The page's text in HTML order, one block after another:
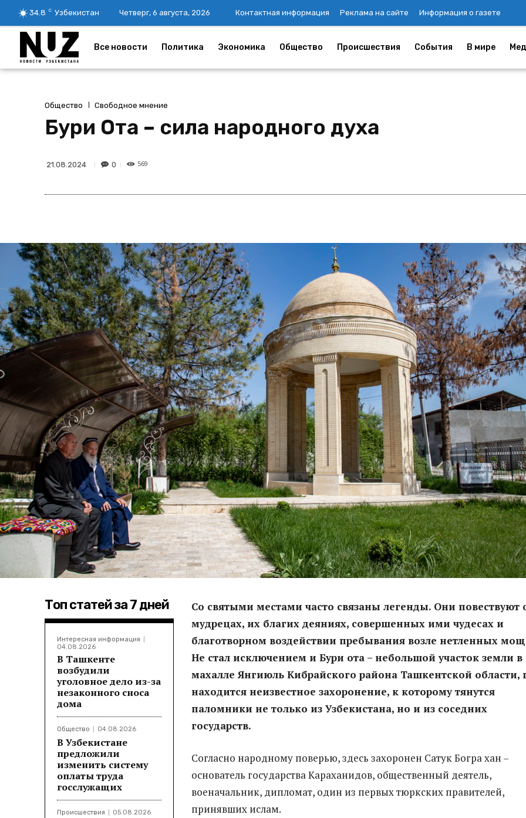
34.8 C Узбекистан Четверг, 6 августа, 2026 Контактная информация Реклама на сайте Информация о газете
Все новости Политика Экономика Общество Происшествия События В мире
Общество Свободное мнение
Бури Ота – сила народного духа
21.08.2024 0 569
Топ статей за 7 дней
Интересная информация
04.08.2026
В Ташкенте
возбудили
уголовное дело из-за
незаконного сноса
дома
Общество 04.08.2026
В Узбекистане
предложили
изменить систему
оплаты труда
госслужащих
Происшествия 05.08.2026
Со святыми местами часто связаны легенды. Они повествуют
мудрецах, их благих деяниях, совершенных ими чудесах и
благотворном воздействии пребывания возле нетленных
Не стал исключением и Бури ота – небольшой участок земли в
махалле Янгиюль Кибрайского района Ташкентской области,
находится неизвестное захоронение, к которому тянутся
паломники не только из Узбекистана, но и из соседних
государств.
Согласно народному поверью, здесь захоронен Сатук Богра хан –
основатель государства Караханидов, общественный деятель,
военачальник, дипломат, один из первых тюркских правителей,
принявших ислам.